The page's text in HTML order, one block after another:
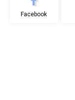
Facebook